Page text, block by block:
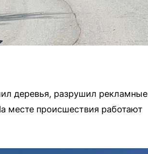
деревья, разрушил рекламные
месте происшествия работают